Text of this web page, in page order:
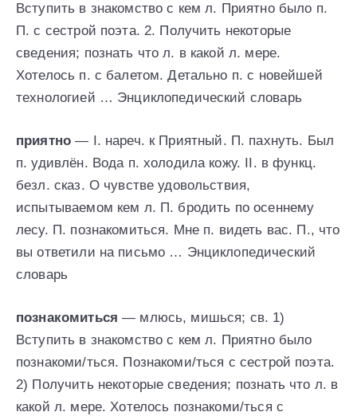
Вступить в знакомство с кем л. Приятно было п.
П. с сестрой поэта. 2. Получить некоторые
сведения; познать что л. в какой л. мере.
Хотелось п. с балетом. Детально п. с новейшей
технологией … Энциклопедический словарь
приятно — I. нареч. к Приятный. П. пахнуть. Был
п. удивлён. Вода п. холодила кожу. II. в функц.
безл. сказ. О чувстве удовольствия,
испытываемом кем л. П. бродить по осеннему
лесу. П. познакомиться. Мне п. видеть вас. П., что
вы ответили на письмо … Энциклопедический
словарь
познакомиться — млюсь, мишься; св. 1)
Вступить в знакомство с кем л. Приятно было
познакоми/ться. Познакоми/ться с сестрой поэта.
2) Получить некоторые сведения; познать что л. в
какой л. мере. Хотелось познакоми/ться с